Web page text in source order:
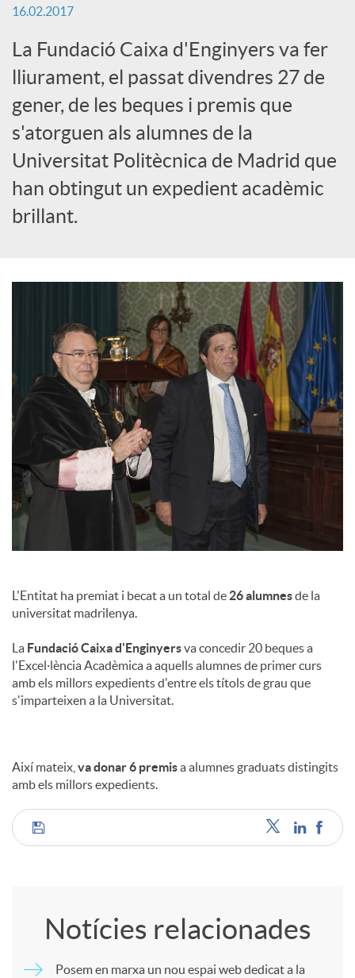
x
e
s
S
o
c
a
l
s
16.02.2017
La Fundació Caixa d'Enginyers va fer
lliurament, el passat divendres 27 de
gener, de les beques i premis que
s'atorguen als alumnes de la
Universitat Politècnica de Madrid que
han obtingut un expedient acadèmic
brillant.
L'Entitat ha premiat i becat a un total de 26 alumnesde la
universitat madrilenya.
La Fundació Caixa d'Enginyersva concedir 20 beques a
l'Excel·lència Acadèmica a aquells alumnes de primer curs
amb els millors expedients d'entre els títols de grau que
s'imparteixen a la Universitat.
Així mateix, va donar 6 premisa alumnes graduats distingits
amb els millors expedients.
C
m
Notícies relacionades
Posem en marxa un nou espai web dedicat a la